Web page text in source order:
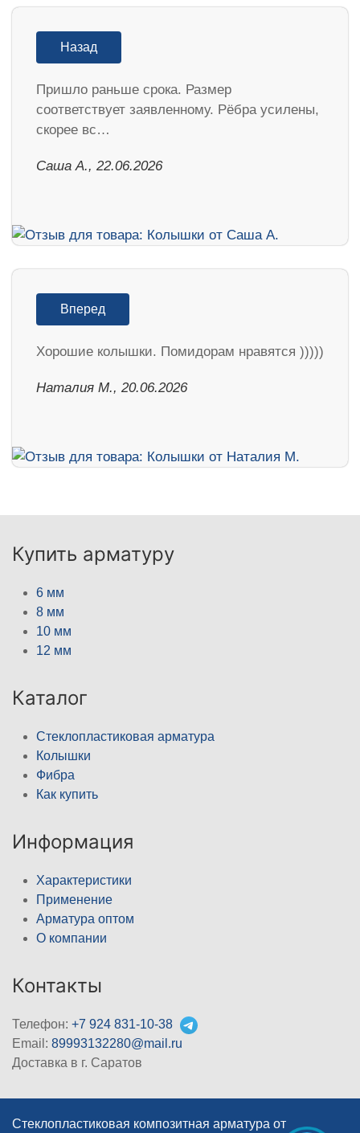
Назад
Пришло раньше срока. Размер
соответствует заявленному. Рёбра усилены,
скорее вс…
Саша А., 22.06.2026
Вперед
Хорошие колышки. Помидорам нравятся )))))
Наталия М., 20.06.2026
Купить арматуру
6 мм
8 мм
10 мм
12 мм
Каталог
Стеклопластиковая арматура
Колышки
Фибра
Как купить
Информация
Характеристики
Применение
Арматура оптом
О компании
Контакты
Телефон: +7 924 831-10-38
Email: 89993132280@mail.ru
Доставка в г. Саратов
Стеклопластиковая композитная арматура от